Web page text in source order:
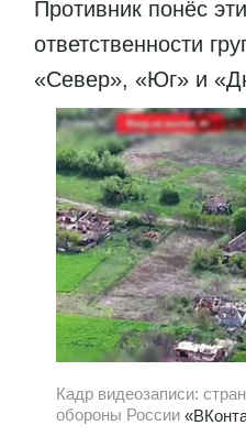
Противник понёс
ответственности
«Север», «Юг» и
Кадр видеозаписи:
обороны России